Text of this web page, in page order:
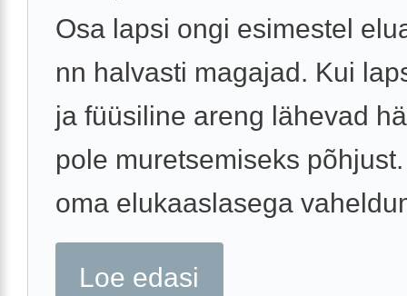
Osa lapsi ongi esimestel
nn halvasti magajad. Kui
ja füüsiline areng lähevad
pole muretsemiseks
oma elukaaslasega
Loe edasi